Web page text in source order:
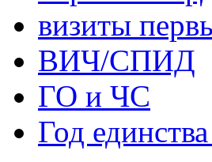
визиты
ВИЧ/СПИД
ГО и ЧС
Год